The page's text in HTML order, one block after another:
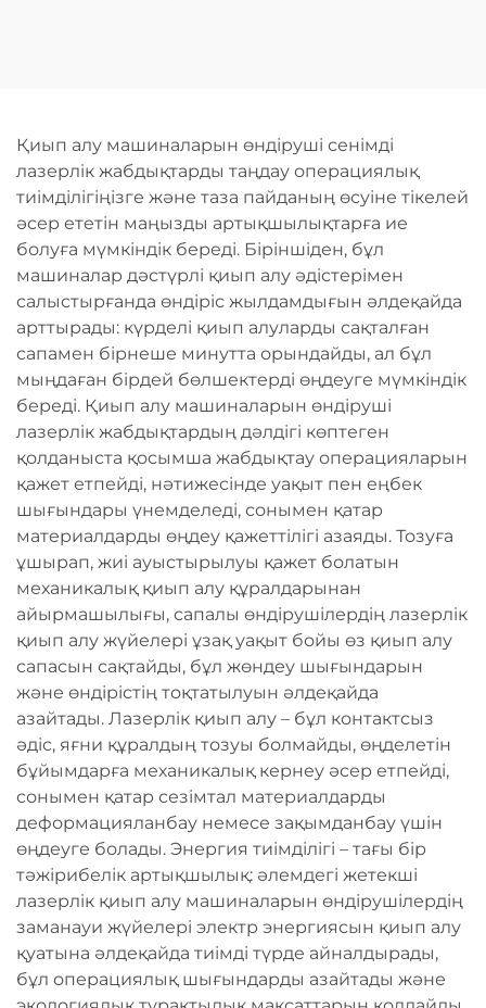
Қиып алу машиналарын өндіруші сенімді
лазерлік жабдықтарды таңдау операциялық
тиімділігіңізге және таза пайданың өсуіне тікелей
әсер ететін маңызды артықшылықтарға ие
болуға мүмкіндік береді. Біріншіден, бұл
машиналар дәстүрлі қиып алу әдістерімен
салыстырғанда өндіріс жылдамдығын әлдеқайда
арттырады: күрделі қиып алуларды сақталған
сапамен бірнеше минутта орындайды, ал бұл
мыңдаған бірдей бөлшектерді өңдеуге мүмкіндік
береді. Қиып алу машиналарын өндіруші
лазерлік жабдықтардың дәлдігі көптеген
қолданыста қосымша жабдықтау операцияларын
қажет етпейді, нәтижесінде уақыт пен еңбек
шығындары үнемделеді, сонымен қатар
материалдарды өңдеу қажеттілігі азаяды. Тозуға
ұшырап, жиі ауыстырылуы қажет болатын
механикалық қиып алу құралдарынан
айырмашылығы, сапалы өндірушілердің лазерлік
қиып алу жүйелері ұзақ уақыт бойы өз қиып алу
сапасын сақтайды, бұл жөндеу шығындарын
және өндірістің тоқтатылуын әлдеқайда
азайтады. Лазерлік қиып алу – бұл контактсыз
әдіс, яғни құралдың тозуы болмайды, өңделетін
бұйымдарға механикалық кернеу әсер етпейді,
сонымен қатар сезімтал материалдарды
деформацияланбау немесе зақымданбау үшін
өңдеуге болады. Энергия тиімділігі – тағы бір
тәжірибелік артықшылық: әлемдегі жетекші
лазерлік қиып алу машиналарын өндірушілердің
заманауи жүйелері электр энергиясын қиып алу
қуатына әлдеқайда тиімді түрде айналдырады,
бұл операциялық шығындарды азайтады және